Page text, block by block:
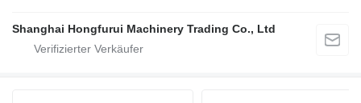
Shanghai Hongfurui Machinery Trading Co., Ltd